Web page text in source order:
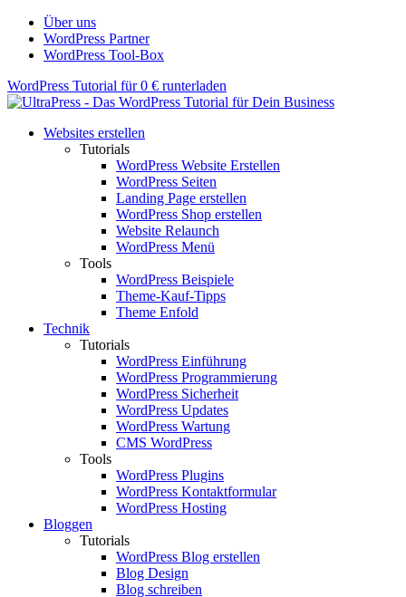
Über uns
WordPress Partner
WordPress Tool-Box
WordPress Tutorial für 0 € runterladen
Websites erstellen
Tutorials
WordPress Website Erstellen
WordPress Seiten
Landing Page erstellen
WordPress Shop erstellen
Website Relaunch
WordPress Menü
Tools
WordPress Beispiele
Theme-Kauf-Tipps
Theme Enfold
Technik
Tutorials
WordPress Einführung
WordPress Programmierung
WordPress Sicherheit
WordPress Updates
WordPress Wartung
CMS WordPress
Tools
WordPress Plugins
WordPress Kontaktformular
WordPress Hosting
Bloggen
Tutorials
WordPress Blog erstellen
Blog Design
Blog schreiben